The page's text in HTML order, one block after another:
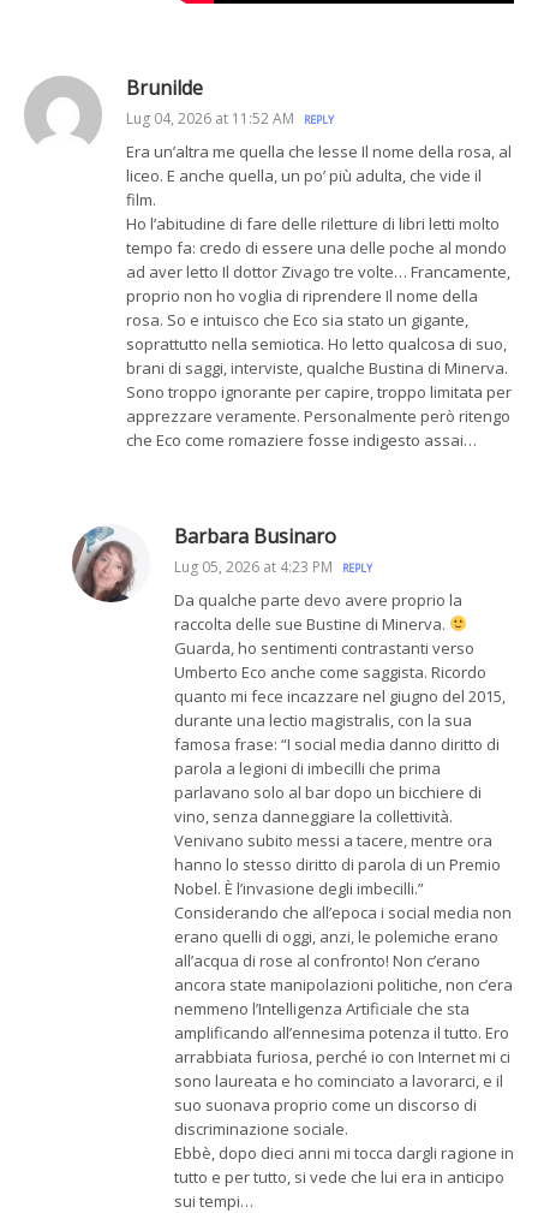
Brunilde
Lug 04, 2026 at 11:52 AM REPLY
Era un’altra me quella che lesse Il nome della rosa, al
liceo. E anche quella, un po’ più adulta, che vide il
film.
Ho l’abitudine di fare delle riletture di libri letti molto
tempo fa: credo di essere una delle poche al mondo
ad aver letto Il dottor Zivago tre volte… Francamente,
proprio non ho voglia di riprendere Il nome della
rosa. So e intuisco che Eco sia stato un gigante,
soprattutto nella semiotica. Ho letto qualcosa di suo,
brani di saggi, interviste, qualche Bustina di Minerva.
Sono troppo ignorante per capire, troppo limitata per
apprezzare veramente. Personalmente però ritengo
che Eco come romaziere fosse indigesto assai…
Barbara Businaro
Lug 05, 2026 at 4:23 PM REPLY
Da qualche parte devo avere proprio la
raccolta delle sue Bustine di Minerva.
Guarda, ho sentimenti contrastanti verso
Umberto Eco anche come saggista. Ricordo
quanto mi fece incazzare nel giugno del 2015,
durante una lectio magistralis, con la sua
famosa frase: “I social media danno diritto di
parola a legioni di imbecilli che prima
parlavano solo al bar dopo un bicchiere di
vino, senza danneggiare la collettività.
Venivano subito messi a tacere, mentre ora
hanno lo stesso diritto di parola di un Premio
Nobel. È l’invasione degli imbecilli.”
Considerando che all’epoca i social media non
erano quelli di oggi, anzi, le polemiche erano
all’acqua di rose al confronto! Non c’erano
ancora state manipolazioni politiche, non c’era
nemmeno l’Intelligenza Artificiale che sta
amplificando all’ennesima potenza il tutto. Ero
arrabbiata furiosa, perché io con Internet mi ci
sono laureata e ho cominciato a lavorarci, e il
suo suonava proprio come un discorso di
discriminazione sociale.
Ebbè, dopo dieci anni mi tocca dargli ragione in
tutto e per tutto, si vede che lui era in anticipo
sui tempi…